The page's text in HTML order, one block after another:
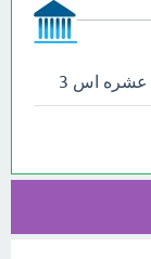
عشره اس 3